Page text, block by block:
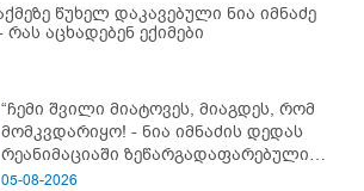
წუხელ დაკავებული ნია იმნაძე
აცხადებენ ექიმები
“ჩემი შვილი მიატოვეს, მიაგდეს, რომ
მომკვდარიყო! - ნია იმნაძის დედას
რეანიმაციაში ზეწარგადაფარებული
შვილი არ უნახავს” - გიგა ავალიანის
05-08-2026